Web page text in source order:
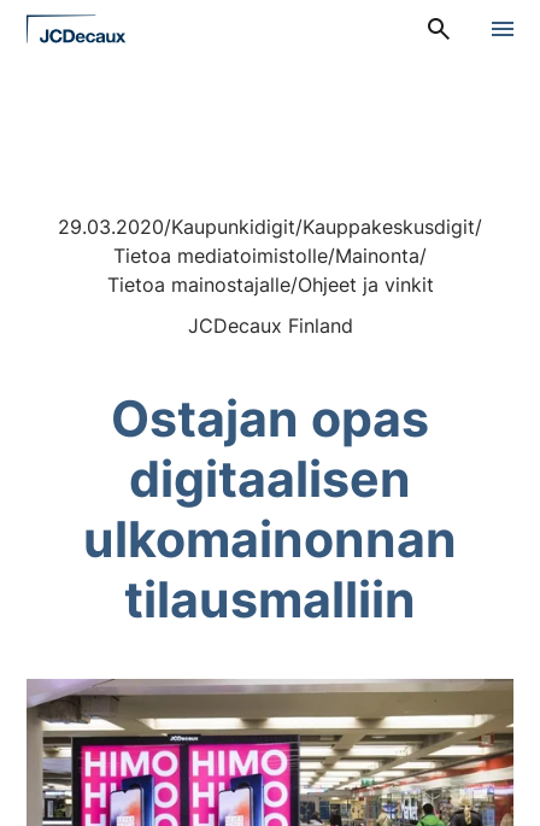
Siirry
suoraan
A
29.03.2020/Kaupunkidigit/Kauppakeskusdigit/
Tietoa mediatoimistolle/Mainonta/
Tietoa mainostajalle/Ohjeet ja vinkit
JCDecaux Finland
Ostajan opas
digitaalisen
ulkomainonnan
tilausmalliin